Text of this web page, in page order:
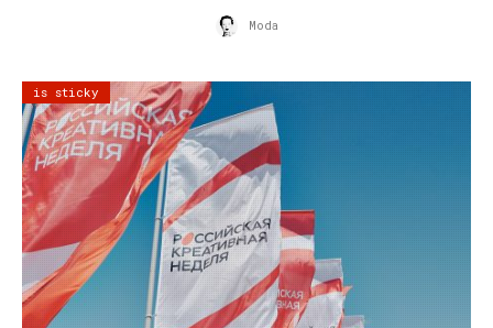
Moda
is sticky